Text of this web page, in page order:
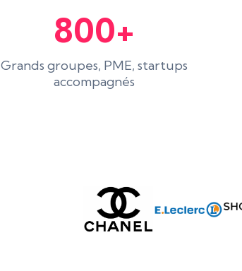
800+
Grands groupes, PME, startups
accompagnés